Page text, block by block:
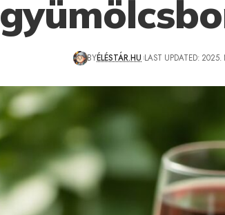
BYÉLÉSTÁR.HU LAST UPDATED: 2025.